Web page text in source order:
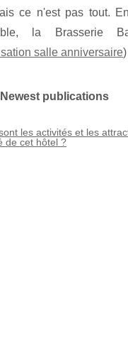
ce n'est pas tout.
la Brasserie
salle anniversaire
Newest publications
les activités et les
de cet hôtel ?